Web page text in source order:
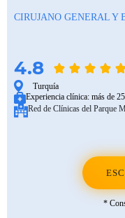
CIRUJANO GENERAL Y
4.8
Turquía
Experiencia clínica: más de
Red de Clínicas del Parque
*